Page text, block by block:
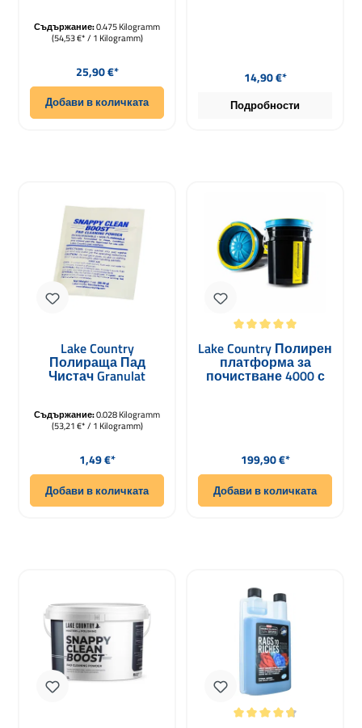
475 г
Съдържание:0.475 Kilogramm
(54,53 €* / 1 Kilogramm)
Редовна цена:
25,90 €*
Добави в количката
Редовна цена:
14,90 €*
Подробности
Lake Country
Полираща Пад
Чистач Granulat
Съдържание:0.028 Kilogramm
(53,21 €* / 1 Kilogramm)
Редовна цена:
1,49 €*
Добави в количката
Средна оценка за 5 от 5 звезди
Lake Country Полирен
платформа за
почистване 4000 с
Редовна цена:
199,90 €*
Добави в количката